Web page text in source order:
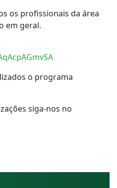
os profissionais da área
em geral.
o programa
siga-nos no